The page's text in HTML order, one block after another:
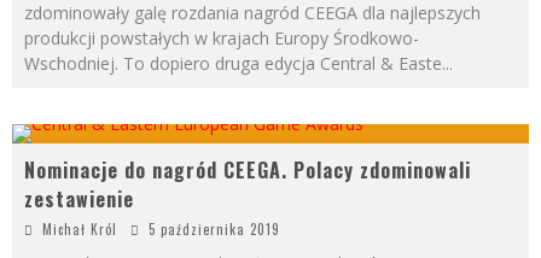
zdominowały galę rozdania nagród CEEGA dla najlepszych
produkcji powstałych w krajach Europy Środkowo-
Wschodniej. To dopiero druga edycja Central & Easte...
Nominacje do nagród CEEGA. Polacy zdominowali
zestawienie
Michał Król 5 października 2019